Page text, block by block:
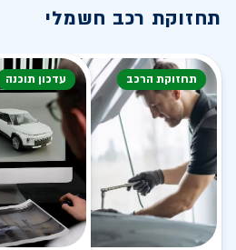
תחזוקת רכב חשמלי
תחזוקת הרכב עדכון תוכנה